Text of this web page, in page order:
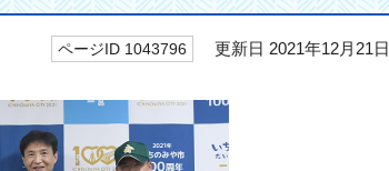
ページID 1043796 更新日 2021年12月21日